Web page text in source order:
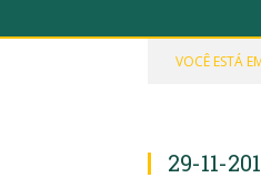
VOCÊ ESTÁ
29-11-